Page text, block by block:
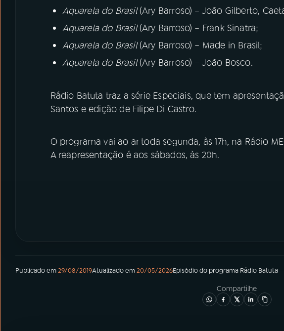
Aquarela do Brasil(Ary Barroso) – João Gilberto,
Aquarela do Brasil(Ary Barroso) – Frank Sinatra;
Aquarela do Brasil(Ary Barroso) – Made in Brasil;
Aquarela do Brasil(Ary Barroso) – João Bosco.
Rádio Batuta traz a série Especiais, que tem
Santos e edição de Filipe Di Castro.
O programa vai ao ar toda segunda, às 17h, na Rádio
A reapresentação é aos sábados, às 20h.
Publicado em29/08/2019Atualizado em20/05/2026Episódiodo programa Rádio Batuta
Compartilhe